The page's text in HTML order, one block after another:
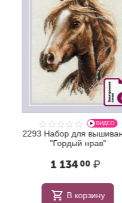
ВИДЕО
2293 Набор для вышивания
"Гордый нрав"
1 13400 ₽
В корзину